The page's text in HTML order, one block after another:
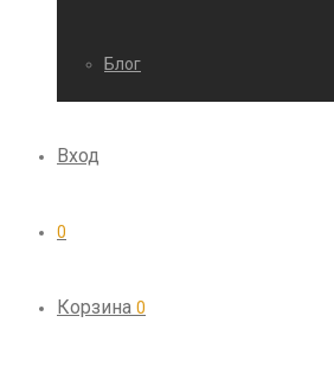
Блог
Вход
0
Корзина 0